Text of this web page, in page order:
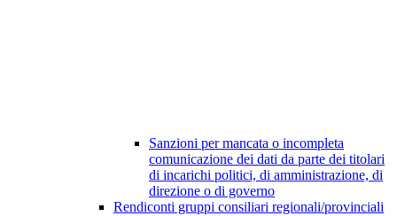
Sanzioni per mancata o incompleta
comunicazione dei dati da parte dei titolari
di incarichi politici, di amministrazione, di
direzione o di governo
Rendiconti gruppi consiliari regionali/provinciali